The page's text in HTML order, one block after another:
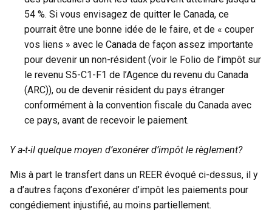
54 %. Si vous envisagez de quitter le Canada, ce
pourrait être une bonne idée de le faire, et de « couper
vos liens » avec le Canada de façon assez importante
pour devenir un non-résident (voir le Folio de l’impôt sur
le revenu S5-C1-F1 de l’Agence du revenu du Canada
(ARC)), ou de devenir résident du pays étranger
conformément à la convention fiscale du Canada avec
ce pays, avant de recevoir le paiement.
Y a-t-il quelque moyen d’exonérer d’impôt le règlement?
Mis à part le transfert dans un REER évoqué ci-dessus, il y
a d’autres façons d’exonérer d’impôt les paiements pour
congédiement injustifié, au moins partiellement.